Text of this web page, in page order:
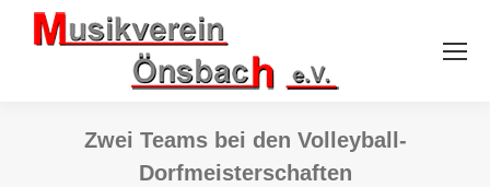
Zwei Teams bei den Volleyball-
Dorfmeisterschaften